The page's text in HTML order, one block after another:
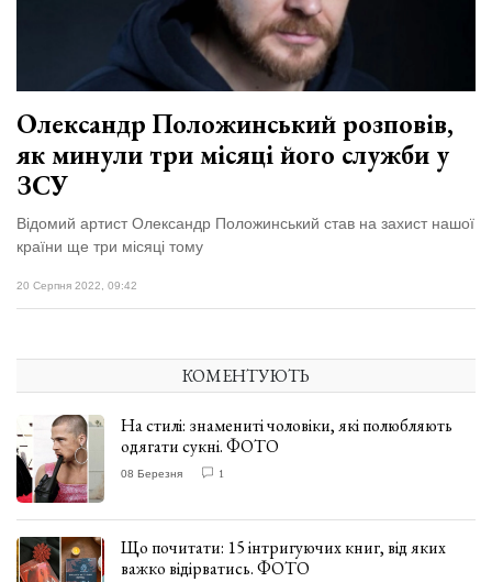
залишив у
Луцьку
три...
715 переглядів
Персона
Лайф
Афіша
Політика конфіденційності
Олександр Положинський розповів,
як минули три місяці його служби у
ЗСУ
Відомий артист Олександр Положинський став на захист нашої
країни ще три місяці тому
20 Серпня 2022, 09:42
КОМЕНТУЮТЬ
На стилі: знамениті чоловіки, які полюбляють
одягати сукні. ФОТО
08 Березня 1
Що почитати: 15 інтригуючих книг, від яких
важко відірватись. ФОТО